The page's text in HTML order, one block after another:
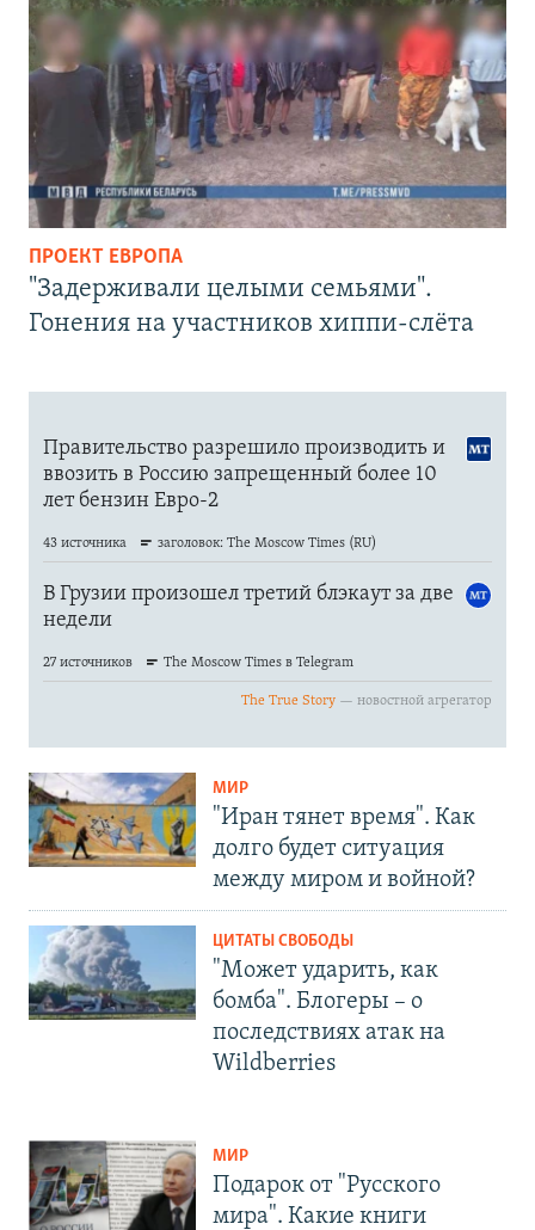
ПРОЕКТ ЕВРОПА
"Задерживали целыми семьями".
Гонения на участников хиппи-слёта
МИР
"Иран тянет время". Как
долго будет ситуация
между миром и войной?
ЦИТАТЫ СВОБОДЫ
"Может ударить, как
бомба". Блогеры – о
последствиях атак на
Wildberries
МИР
Подарок от "Русского
мира". Какие книги